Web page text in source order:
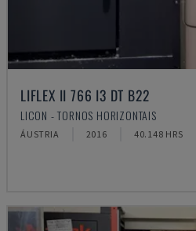
LIFLEX II 766 I3 DT B22
LICON - TORNOS HORIZONTAIS
ÁUSTRIA 2016 40.148 HRS